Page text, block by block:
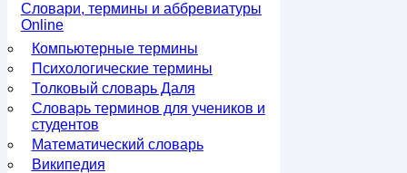
Словари, термины и аббревиатуры
Online
Компьютерные термины
Психологические термины
Толковый словарь Даля
Словарь терминов для учеников и
студентов
Математический словарь
Википедия